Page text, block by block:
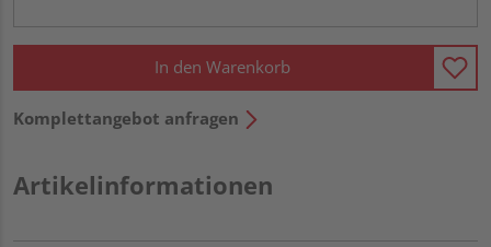
In den Warenkorb
Komplettangebot anfragen
Artikelinformationen